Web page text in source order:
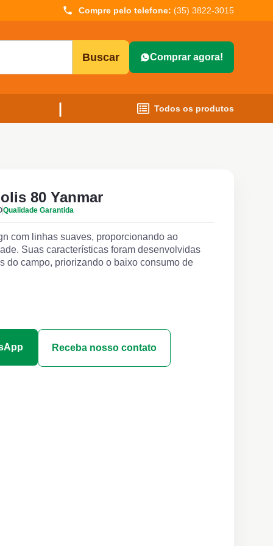
Compre pelo telefone: (35) 3822-3015
Buscar Comprar agora!
Todos os produtos
80 Yanmar
Qualidade Garantida
com linhas suaves, proporcionando ao
Suas características foram desenvolvidas
do campo, priorizando o baixo consumo de
Receba nosso contato